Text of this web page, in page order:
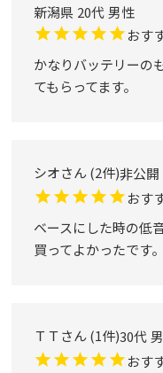
新潟県 20代 男性
おす
かなりバッテリーの
てもらってます。
シオ 2件 非公開
おす
ベースにした時の低
買ってよかったです。
ＴＴ 1件 30代
おす